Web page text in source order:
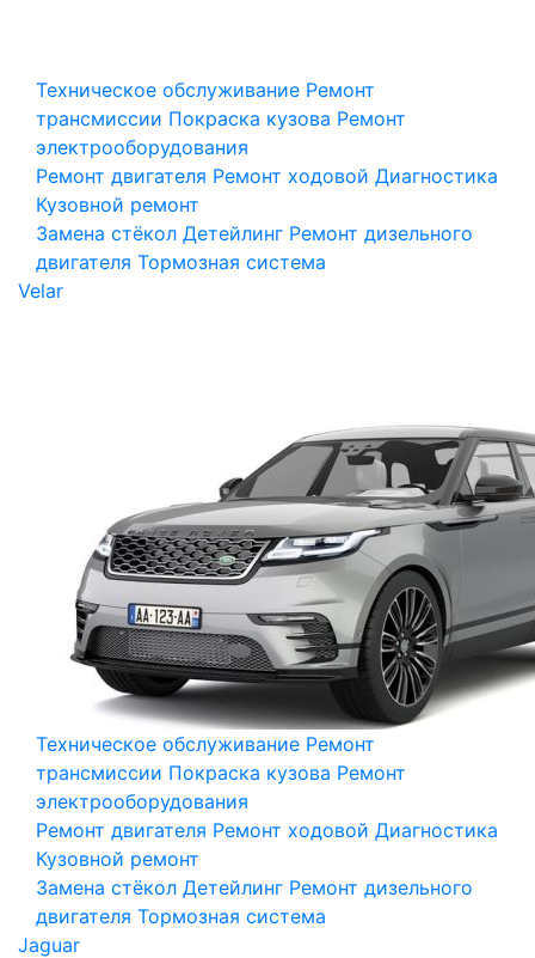
Техническое обслуживание Ремонт
трансмиссии Покраска кузова Ремонт
электрооборудования
Ремонт двигателя Ремонт ходовой Диагностика
Кузовной ремонт
Замена стёкол Детейлинг Ремонт дизельного
двигателя Тормозная система
Velar
Техническое обслуживание Ремонт
трансмиссии Покраска кузова Ремонт
электрооборудования
Ремонт двигателя Ремонт ходовой Диагностика
Кузовной ремонт
Замена стёкол Детейлинг Ремонт дизельного
двигателя Тормозная система
Jaguar